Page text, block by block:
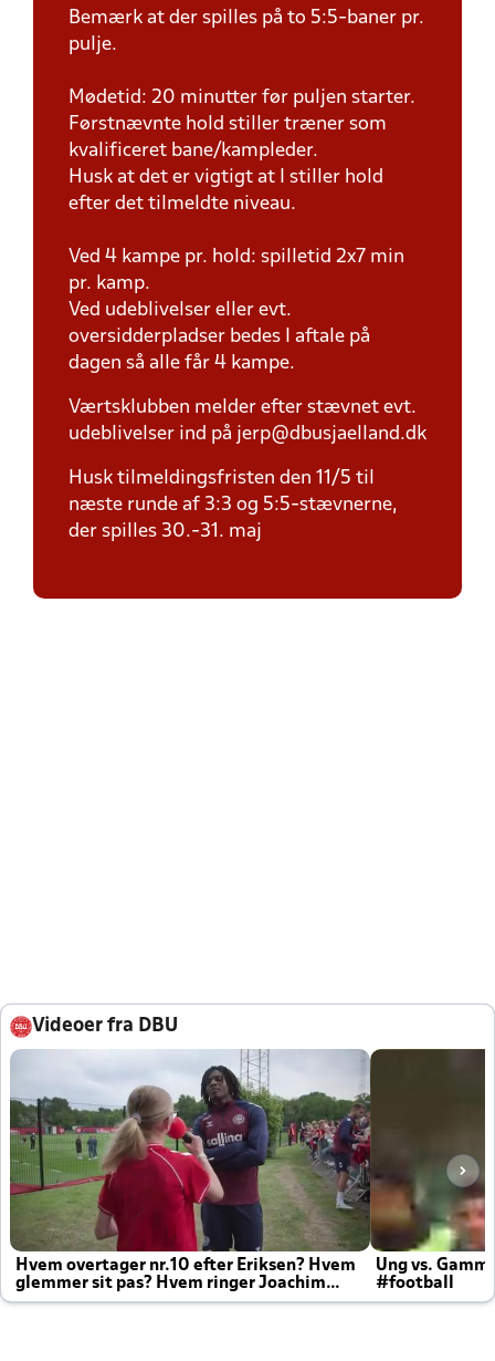
Bemærk at der spilles på to 5:5-baner pr.
pulje.
Mødetid: 20 minutter før puljen starter.
Førstnævnte hold stiller træner som
kvalificeret bane/kampleder.
Husk at det er vigtigt at I stiller hold
efter det tilmeldte niveau.
Ved 4 kampe pr. hold: spilletid 2x7 min
pr. kamp.
Ved udeblivelser eller evt.
oversidderpladser bedes I aftale på
dagen så alle får 4 kampe.
Værtsklubben melder efter stævnet evt.
udeblivelser ind på jerp@dbusjaelland.dk
Husk tilmeldingsfristen den 11/5 til
næste runde af 3:3 og 5:5-stævnerne,
der spilles 30.-31. maj
Videoer fra DBU
Hvem overtager nr.10 efter Eriksen? Hvem
glemmer sit pas? Hvem ringer Joachim
altid til efter kampe?
Ung vs.
#football